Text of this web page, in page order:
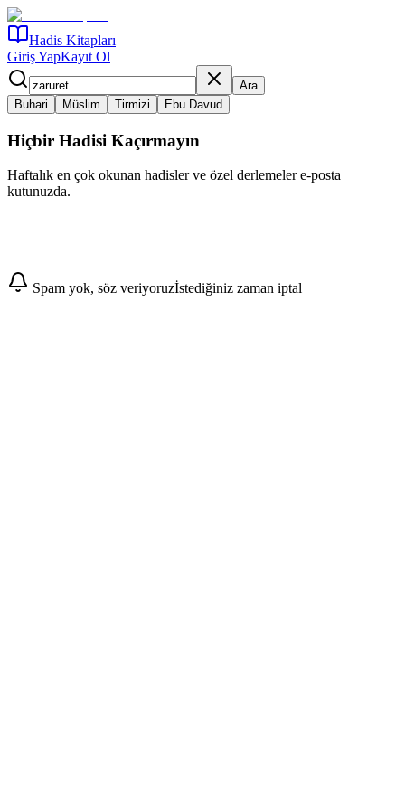
Hadis Kitapları
Giriş YapKayıt Ol
Ara
Buhari
Müslim Tirmizi Ebu Davud
Hiçbir Hadisi Kaçırmayın
Haftalık en çok okunan hadisler ve özel derlemeler e-posta
kutunuzda.
Abone Ol
Spam yok, söz veriyoruzİstediğiniz zaman iptal